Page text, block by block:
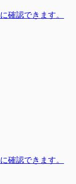
確認できます。
確認できます。